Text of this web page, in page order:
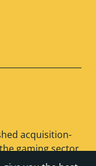
acquisition-
gaming sector.
manage games